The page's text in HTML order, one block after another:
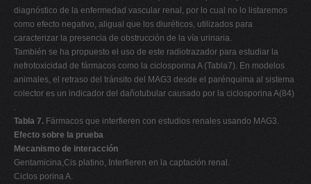
diagnóstico de la enfermedad vascular renal, por lo cual no lo listaremos
como efecto negativo, aligual que los diuréticos, utilizados para
caracterizar la presencia de obstrucción de la vía urinaria.
También se ha propuesto el uso de este radiotrazador para estudiar la
nefrotoxicidad de fármacos como la ciclosporina A (Tabla7). En modelos
animales, el retraso del tránsito del MAG3 desde el parénquima al sistema
colector es un indicador del dañotubular causado por la ciclosporina A(84)
Tabla 7. Fármacos que interfieren con estudios renales usando MAG3.
Efecto sobre la prueba
Mecanismo de interacción
Gentamicina,Cis platino, Interfieren en la captación renal.
Ciclos porina A.